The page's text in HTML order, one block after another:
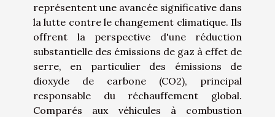
représentent une avancée significative dans
la lutte contre le changement climatique. Ils
offrent la perspective d'une réduction
substantielle des émissions de gaz à effet de
serre, en particulier des émissions de
dioxyde de carbone (CO2), principal
responsable du réchauffement global.
Comparés aux véhicules à combustion